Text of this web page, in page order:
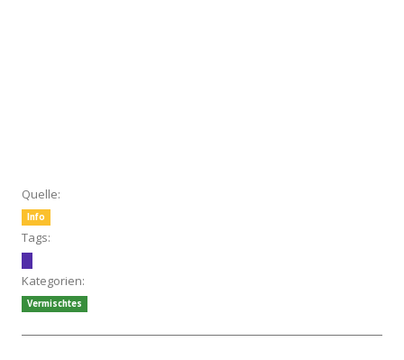
Quelle:
Info
Tags:
Kategorien:
Vermischtes